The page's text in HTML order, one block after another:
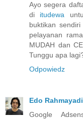
Ayo segera
di itudewa
buktikan sendiri
pelayanan
MUDAH dan
Tunggu apa
Odpowiedz
Edo Rahmayadi
Google